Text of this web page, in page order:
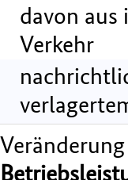
davon
Verkehr